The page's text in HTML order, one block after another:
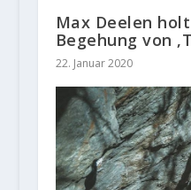
Max Deelen
Begehung von
22. Januar 2020